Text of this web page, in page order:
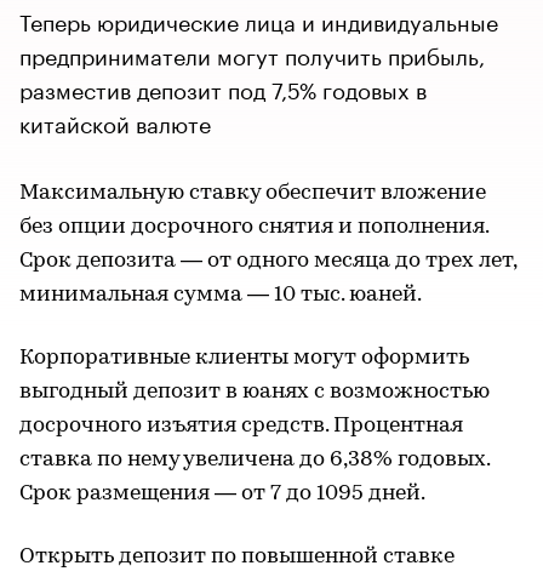
Теперь юридические лица и индивидуальные
предприниматели могут получить прибыль,
разместив депозит под 7,5% годовых в
китайской валюте
Максимальную ставку обеспечит вложение
без опции досрочного снятия и пополнения.
Срок депозита — от одного месяца до трех лет,
минимальная сумма — 10 тыс. юаней.
Корпоративные клиенты могут оформить
выгодный депозит в юанях с возможностью
досрочного изъятия средств. Процентная
ставка по нему увеличена до 6,38% годовых.
Срок размещения — от 7 до 1095 дней.
Открыть депозит по повышенной ставке